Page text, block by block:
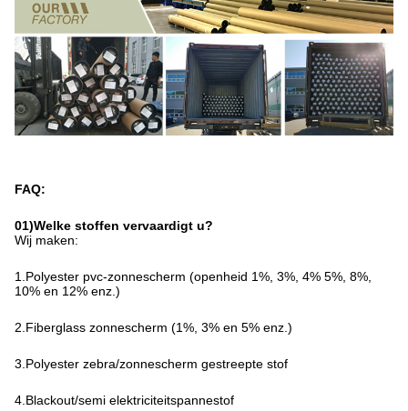
FAQ:
01)Welke stoffen vervaardigt u?
Wij maken:
1.Polyester pvc-zonnescherm (openheid 1%, 3%, 4% 5%, 8%,
10% en 12% enz.)
2.Fiberglass zonnescherm (1%, 3% en 5% enz.)
3.Polyester zebra/zonnescherm gestreepte stof
4.Blackout/semi elektriciteitspannestof